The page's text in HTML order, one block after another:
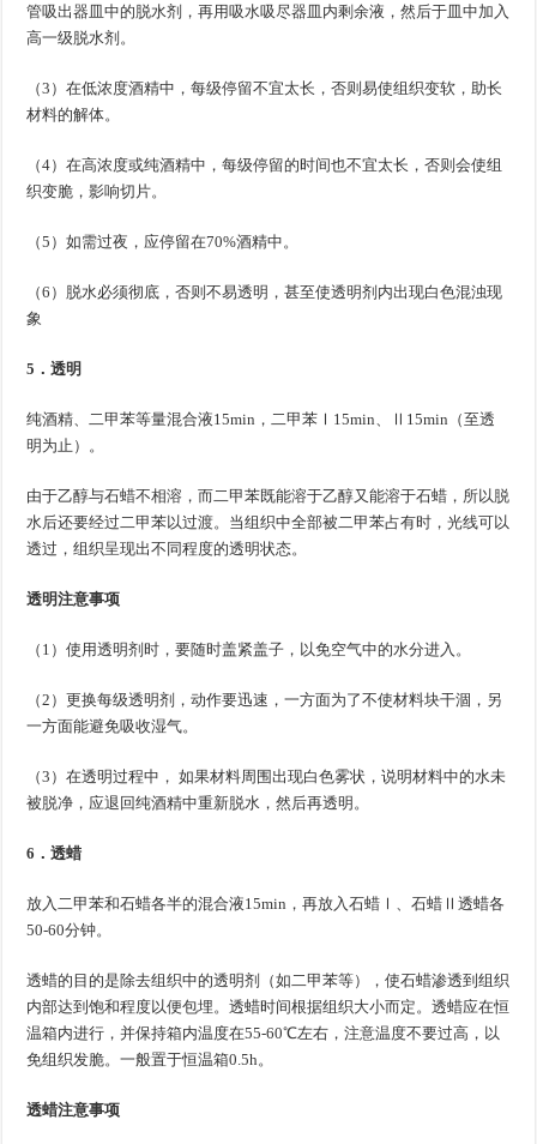
管吸出器皿中的脱水剂，再用吸水吸尽器皿内剩余液，然后于皿中加入
高一级脱水剂。
（3）在低浓度酒精中，每级停留不宜太长，否则易使组织变软，助长
材料的解体。
（4）在高浓度或纯酒精中，每级停留的时间也不宜太长，否则会使组
织变脆，影响切片。
（5）如需过夜，应停留在70%酒精中。
（6）脱水必须彻底，否则不易透明，甚至使透明剂内出现白色混浊现
象
5．透明
纯酒精、二甲苯等量混合液15min，二甲苯Ⅰ15min、Ⅱ15min（至透
明为止）。
由于乙醇与石蜡不相溶，而二甲苯既能溶于乙醇又能溶于石蜡，所以脱
水后还要经过二甲苯以过渡。当组织中全部被二甲苯占有时，光线可以
透过，组织呈现出不同程度的透明状态。
透明注意事项
（1）使用透明剂时，要随时盖紧盖子，以免空气中的水分进入。
（2）更换每级透明剂，动作要迅速，一方面为了不使材料块干涸，另
一方面能避免吸收湿气。
（3）在透明过程中， 如果材料周围出现白色雾状，说明材料中的水未
被脱净，应退回纯酒精中重新脱水，然后再透明。
6．透蜡
放入二甲苯和石蜡各半的混合液15min，再放入石蜡Ⅰ、石蜡Ⅱ透蜡各
50-60分钟。
透蜡的目的是除去组织中的透明剂（如二甲苯等），使石蜡渗透到组织
内部达到饱和程度以便包埋。透蜡时间根据组织大小而定。透蜡应在恒
温箱内进行，并保持箱内温度在55-60℃左右，注意温度不要过高，以
免组织发脆。一般置于恒温箱0.5h。
透蜡注意事项